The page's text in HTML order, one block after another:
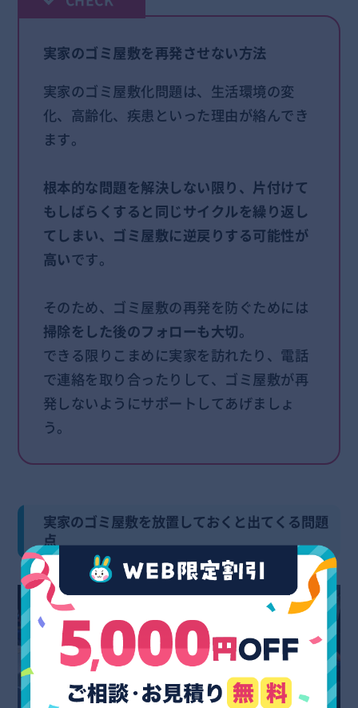
実家のゴミ屋敷を再発させない方法
実家のゴミ屋敷化問題は、生活環境の変
化、高齢化、疾患といった理由が絡んでき
ます。
根本的な問題を解決しない限り、片付けて
もしばらくすると同じサイクルを繰り返し
てしまい、ゴミ屋敷に逆戻りする可能性が
高いです。
そのため、ゴミ屋敷の再発を防ぐためには
掃除をした後のフォローも大切。
できる限りこまめに実家を訪れたり、電話
で連絡を取り合ったりして、ゴミ屋敷が再
発しないようにサポートしてあげましょ
う。
実家のゴミ屋敷を放置しておくと出てくる問題
点